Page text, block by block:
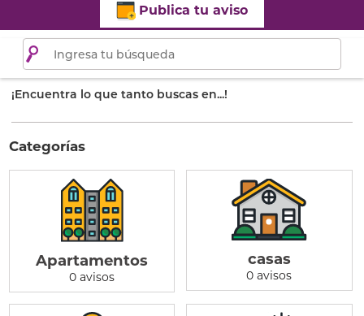
Publica tu aviso
¡Encuentra lo que tanto buscas en...!
Categorías
Apartamentos
0 avisos
casas
0 avisos